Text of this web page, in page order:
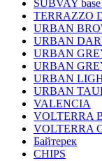
SUBVAY
TERRAZZO
URBAN
URBAN
URBAN
URBAN
URBAN
URBAN
VALENCIA
VOLTERRA
VOLTERRA
Байтерек
СHIPS